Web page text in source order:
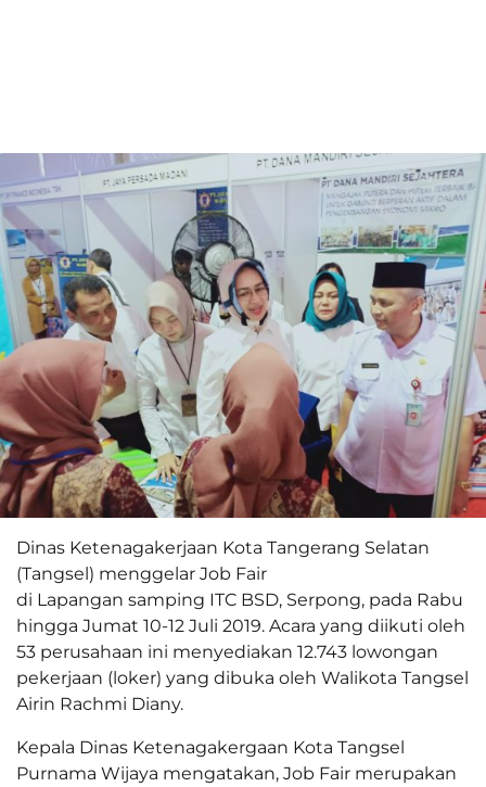
Dinas Ketenagakerjaan Kota Tangerang Selatan
(Tangsel) menggelar Job Fair
di Lapangan samping ITC BSD, Serpong, pada Rabu
hingga Jumat 10-12 Juli 2019. Acara yang diikuti oleh
53 perusahaan ini menyediakan 12.743 lowongan
pekerjaan (loker) yang dibuka oleh Walikota Tangsel
Airin Rachmi Diany.
Kepala Dinas Ketenagakergaan Kota Tangsel
Purnama Wijaya mengatakan, Job Fair merupakan